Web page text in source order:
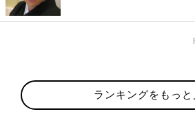
ランキングをもっと